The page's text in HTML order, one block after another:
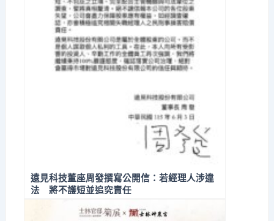
遠見科技董座周發撰寫公開信：若經理人涉違
法 將不護短並追究責任